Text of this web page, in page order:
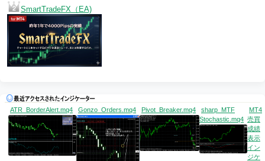
SmartTradeFX（EA)
ATR_BorderAlert.mq4 Gonzo_Orders.mq4 Pivot_Breaker.mq4
sharp_MTF
Stochastic.mq4
MT4
売買
成績
表示
イン
ジケ